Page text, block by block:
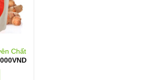
Chất
VNDKhoảng